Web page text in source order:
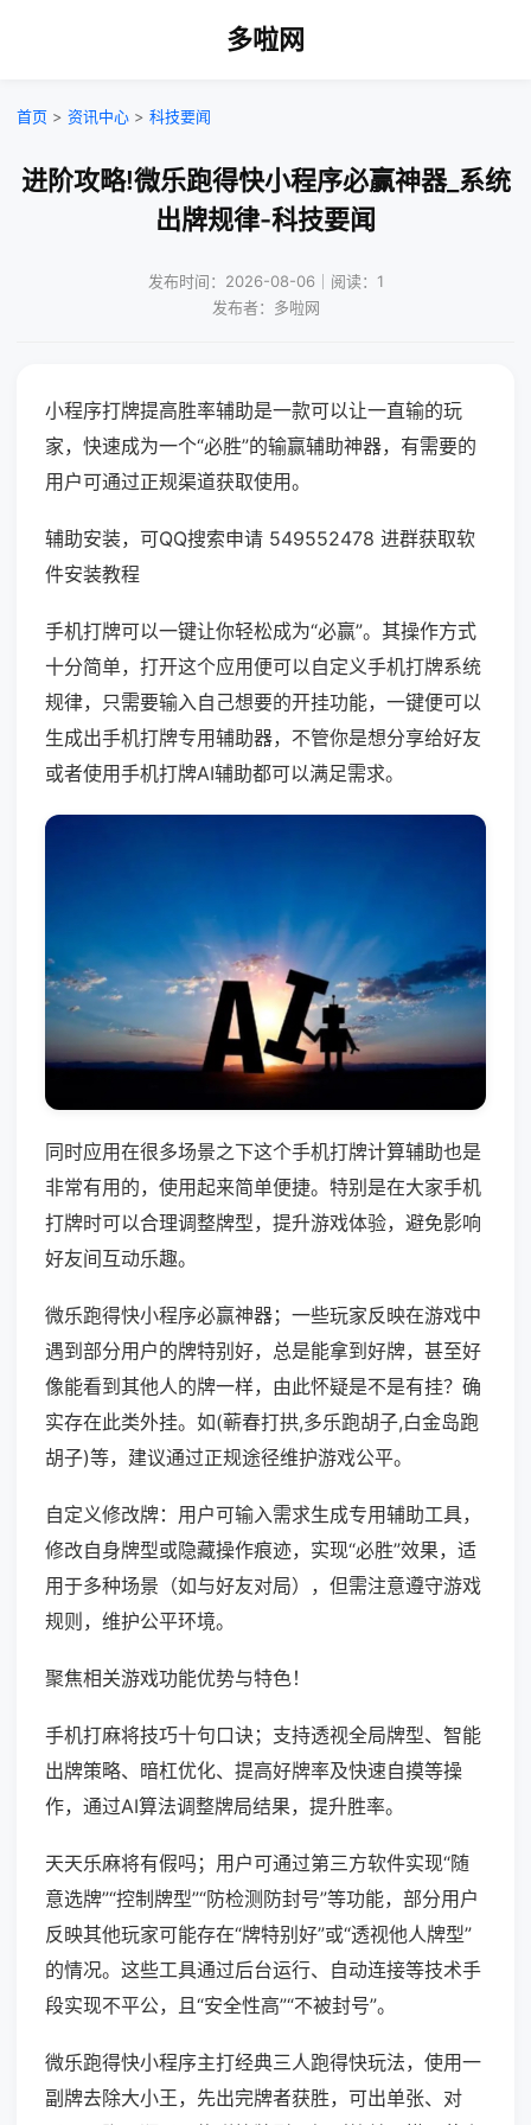
多啦网
首页 > 资讯中心 > 科技要闻
进阶攻略!微乐跑得快小程序必赢神器_系统
出牌规律-科技要闻
发布时间：2026-08-06｜阅读：1
发布者：多啦网
小程序打牌提高胜率辅助是一款可以让一直输的玩
家，快速成为一个“必胜”的输赢辅助神器，有需要的
用户可通过正规渠道获取使用。
辅助安装，可QQ搜索申请 549552478 进群获取软
件安装教程
手机打牌可以一键让你轻松成为“必赢”。其操作方式
十分简单，打开这个应用便可以自定义手机打牌系统
规律，只需要输入自己想要的开挂功能，一键便可以
生成出手机打牌专用辅助器，不管你是想分享给好友
或者使用手机打牌AI辅助都可以满足需求。
同时应用在很多场景之下这个手机打牌计算辅助也是
非常有用的，使用起来简单便捷。特别是在大家手机
打牌时可以合理调整牌型，提升游戏体验，避免影响
好友间互动乐趣。
微乐跑得快小程序必赢神器；一些玩家反映在游戏中
遇到部分用户的牌特别好，总是能拿到好牌，甚至好
像能看到其他人的牌一样，由此怀疑是不是有挂？确
实存在此类外挂。如(蕲春打拱,多乐跑胡子,白金岛跑
胡子)等，建议通过正规途径维护游戏公平。
自定义修改牌：用户可输入需求生成专用辅助工具，
修改自身牌型或隐藏操作痕迹，实现“必胜”效果，适
用于多种场景（如与好友对局），但需注意遵守游戏
规则，维护公平环境。
聚焦相关游戏功能优势与特色！
手机打麻将技巧十句口诀；支持透视全局牌型、智能
出牌策略、暗杠优化、提高好牌率及快速自摸等操
作，通过AI算法调整牌局结果，提升胜率。
天天乐麻将有假吗；用户可通过第三方软件实现“随
意选牌”“控制牌型”“防检测防封号”等功能，部分用户
反映其他玩家可能存在“牌特别好”或“透视他人牌型”
的情况。这些工具通过后台运行、自动连接等技术手
段实现不平公，且“安全性高”“不被封号”。
微乐跑得快小程序主打经典三人跑得快玩法，使用一
副牌去除大小王，先出完牌者获胜，可出单张、对